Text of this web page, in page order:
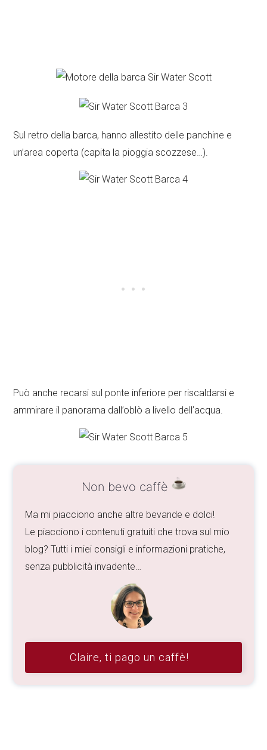
Sul retro della barca, hanno allestito delle panchine e
un’area coperta (capita la pioggia scozzese…).
Può anche recarsi sul ponte inferiore per riscaldarsi e
ammirare il panorama dall’oblò a livello dell’acqua.
Non bevo caffè
Ma mi piacciono anche altre bevande e dolci!
Le piacciono i contenuti gratuiti che trova sul mio
blog? Tutti i miei consigli e informazioni pratiche,
senza pubblicità invadente…
Claire, ti pago un caffè!